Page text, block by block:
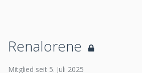
Renalorene
Mitglied seit 5. Juli 2025